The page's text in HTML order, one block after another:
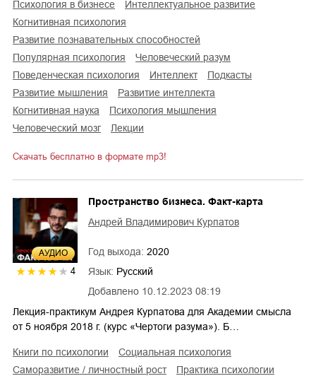
психология в бизнесе
интеллектуальное развитие
когнитивная психология
развитие познавательных способностей
популярная психология
человеческий разум
поведенческая психология
интеллект
подкасты
развитие мышления
развитие интеллекта
когнитивная наука
психология мышления
человеческий мозг
лекции
Скачать бесплатно в формате mp3!
AУДИО
4
Добавлено 10.12.2023 08:19
Пространство бизнеса. Факт-карта
Андрей Владимирович Курпатов
Год выхода: 2020
Язык: Русский
Лекция-практикум Андрея Курпатова для Академии смысла
от 5 ноября 2018 г. (курс «Чертоги разума»). Б…
книги по психологии
социальная психология
саморазвитие / личностный рост
практика психологии